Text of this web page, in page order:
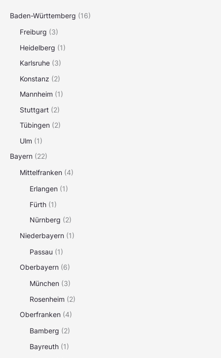
Baden-Württemberg (16)
Freiburg (3)
Heidelberg (1)
Karlsruhe (3)
Konstanz (2)
Mannheim (1)
Stuttgart (2)
Tübingen (2)
Ulm (1)
Bayern (22)
Mittelfranken (4)
Erlangen (1)
Fürth (1)
Nürnberg (2)
Niederbayern (1)
Passau (1)
Oberbayern (6)
München (3)
Rosenheim (2)
Oberfranken (4)
Bamberg (2)
Bayreuth (1)